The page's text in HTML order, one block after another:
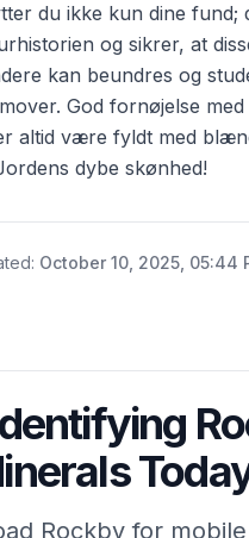
du ikke kun dine fund;
og sikrer, at
kan beundres og
God fornøjelse med
altid være fyldt med
dybe skønhed!
: October 10, 2025, 05:44
Rockby for